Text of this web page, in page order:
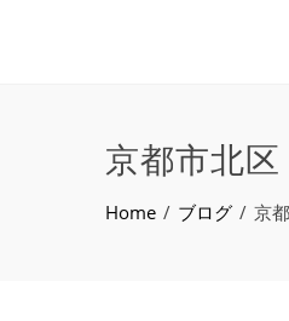
京都市北
Home ブログ 京